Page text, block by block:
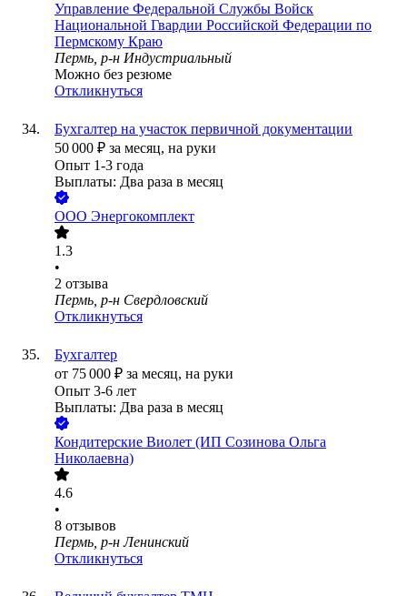
Управление Федеральной Службы Войск
Национальной Гвардии Российской Федерации по
Пермскому Краю
Пермь, р-н Индустриальный
Можно без резюме
Откликнуться
Бухгалтер на участок первичной документации
50 000 ₽ за месяц, на руки
Опыт 1-3 года
Выплаты: Два раза в месяц
ООО Энергокомплект
1.3
•
2 отзыва
Пермь, р-н Свердловский
Откликнуться
Бухгалтер
от 75 000 ₽ за месяц, на руки
Опыт 3-6 лет
Выплаты: Два раза в месяц
Кондитерские Виолет (ИП Созинова Ольга
Николаевна)
4.6
•
8 отзывов
Пермь, р-н Ленинский
Откликнуться